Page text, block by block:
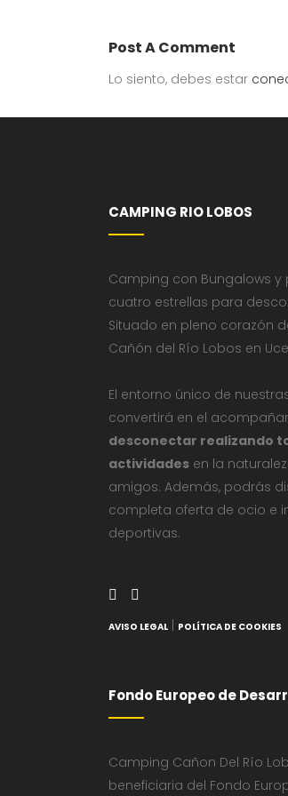
Post A Comment
Lo siento, debes estar
CAMPING RIO LOBOS
Camping con Bungalows y
cuatro estrellas para
Situado en pleno corazón
Cañón del Río Lobos en
El entorno único de
convertirá en el
desconectar realizando
actividades en la
amigos. Además, podrás
completa oferta de ocio e
deportivas.
AVISO LEGAL POLÍTICA DE COOKIES
Fondo Europeo de
Camping Cañon Del Río
beneficiaria del Fondo